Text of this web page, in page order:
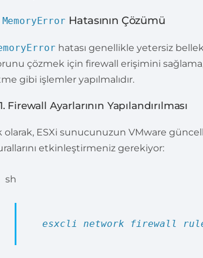
MemoryError Hatasının Çözümü
hatası genellikle yetersiz
çözmek için firewall erişimini sağlama,
gibi işlemler yapılmalıdır.
Firewall Ayarlarının Yapılandırılması
olarak, ESXi sunucunuzun VMware
etkinleştirmeniz gerekiyor:
sh
esxcli network firewall